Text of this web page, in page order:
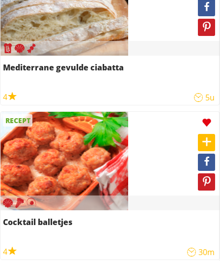
Mediterrane gevulde ciabatta
4 5u
RECEPT
Cocktail balletjes
4 30m